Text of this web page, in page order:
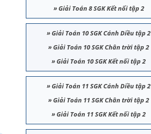
»Giải Toán 8 SGK Kết nối tập 2
»Giải Toán 10 SGK Cánh Diều tập 2
»Giải Toán 10 SGK Chân trời tập 2
»Giải Toán 10 SGK Kết nối tập 2
»Giải Toán 11 SGK Cánh Diều tập 2
»Giải Toán 11 SGK Chân trời tập 2
»Giải Toán 11 SGK Kết nối tập 2